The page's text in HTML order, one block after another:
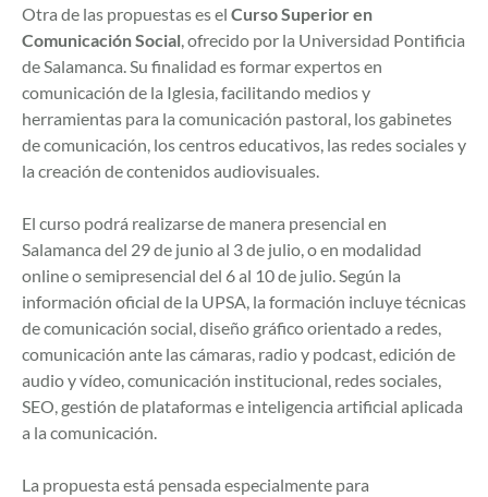
Otra de las propuestas es el Curso Superior en
Comunicación Social, ofrecido por la Universidad Pontificia
de Salamanca. Su finalidad es formar expertos en
comunicación de la Iglesia, facilitando medios y
herramientas para la comunicación pastoral, los gabinetes
de comunicación, los centros educativos, las redes sociales y
la creación de contenidos audiovisuales.
El curso podrá realizarse de manera presencial en
Salamanca del 29 de junio al 3 de julio, o en modalidad
online o semipresencial del 6 al 10 de julio. Según la
información oficial de la UPSA, la formación incluye técnicas
de comunicación social, diseño gráfico orientado a redes,
comunicación ante las cámaras, radio y podcast, edición de
audio y vídeo, comunicación institucional, redes sociales,
SEO, gestión de plataformas e inteligencia artificial aplicada
a la comunicación.
La propuesta está pensada especialmente para